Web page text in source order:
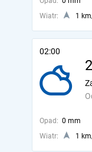
Wiatr:
1
02:00
Opad: 0 mm
Wiatr:
1